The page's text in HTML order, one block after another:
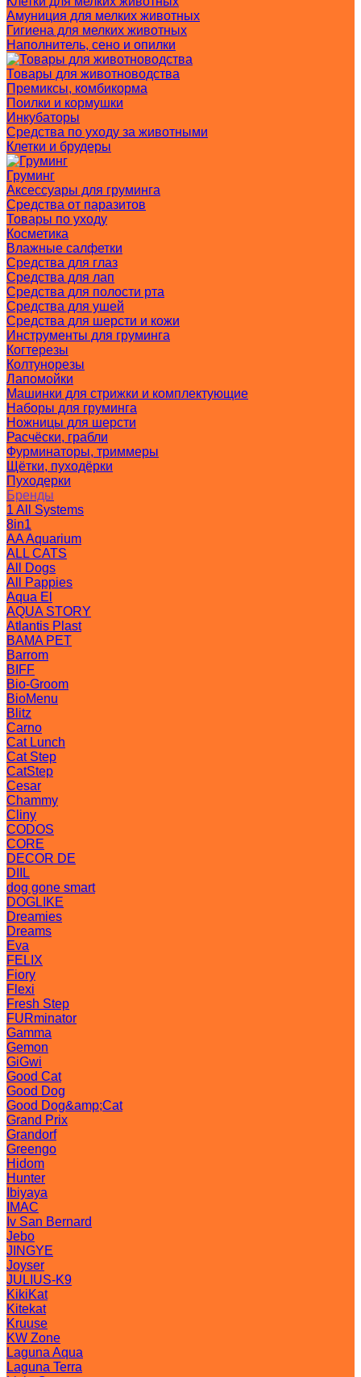
Амуниция для мелких животных
Гигиена для мелких животных
Наполнитель, сено и опилки
Товары для животноводства
Премиксы, комбикорма
Поилки и кормушки
Инкубаторы
Средства по уходу за животными
Клетки и брудеры
Груминг
Аксессуары для груминга
Средства от паразитов
Товары по уходу
Косметика
Влажные салфетки
Средства для глаз
Средства для лап
Средства для полости рта
Средства для ушей
Средства для шерсти и кожи
Инструменты для груминга
Когтерезы
Колтунорезы
Лапомойки
Машинки для стрижки и комплектующие
Наборы для груминга
Ножницы для шерсти
Расчёски, грабли
Фурминаторы, триммеры
Щётки, пуходёрки
Пуходерки
Бренды
1 All Systems
8in1
AA Aquarium
ALL CATS
All Dogs
All Pappies
Aqua El
AQUA STORY
Atlantis Plast
BAMA PET
Barrom
BIFF
Bio-Groom
BioMenu
Blitz
Carno
Cat Lunch
Cat Step
CatStep
Cesar
Chammy
Cliny
CODOS
CORE
DECOR DE
DIIL
dog gone smart
DOGLIKE
Dreamies
Dreams
Eva
FELIX
Fiory
Flexi
Fresh Step
FURminator
Gamma
Gemon
GiGwi
Good Cat
Good Dog
Good Dog&amp;Cat
Grand Prix
Grandorf
Greengo
Hidom
Hunter
Ibiyaya
IMAC
Iv San Bernard
Jebo
JINGYE
Joyser
JULIUS-K9
KikiKat
Kitekat
Kruuse
KW Zone
Laguna Aqua
Laguna Terra